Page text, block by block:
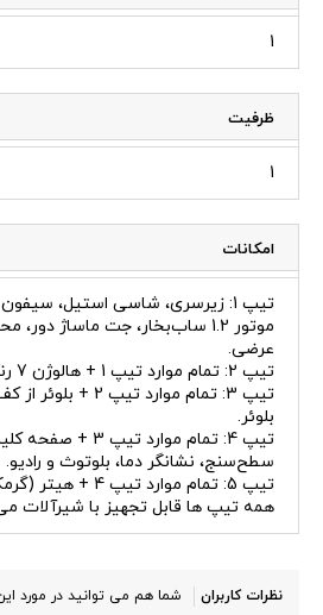
1
ظرفیت
1
امکانات
تیپ 1: زیرسری، شاسی استیل،
موتور 1.2 ساب‌بخار، جت ماساژ
عرضی.
تیپ 2: تمام موارد تیپ 1 + هالوژن 7 رنگ.
بلوئر.
تیپ 4: تمام موارد
سطح‌سنج، نشانگر دما، بلوتوث و رادیو.
تیپ 5: تمام موارد تیپ 4 + هیتر (گرمکن آب)می باشد
همه تیپ ها قابل تجهیز با شیرآلات
نظرات کاربران شما هم می توانید در مورد